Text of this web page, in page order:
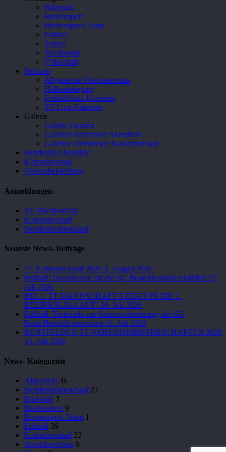
Bikepark
Breitensport
Breitensport-Team
Fußball
Tennis
Tischtennis
Völkerball
Termine
Allgemeine Vereinstermine
Hallenbelegung
Fußballplatz-Kalender
TT-Liga-Kalender
Galerie
Galerie Gesamt
Galerien Bentfelder Abendlauf
Galerien Delbrücker Katharinenlauf
BentfelderAbendlauf
Katharinenlauf
Vereinsbekleidung
Anmeldungen
SV RW-Bentfeld
Katharinenlauf
Bentfelderabendlauf
Neueste News- Beiträge
27. Katharinenlauf 2026 4. August 2026
Fußball: Dauerkarten für die SG Boke/Bentfeld erhältlich 27.
Juli 2026
DIE 1. TT-MANNSCHAFT STEIGT IN DIE 1.
BEZIRKSLIGA AUF! 26. Juli 2026
Fußball: Testspiele zur Saisonvorbereitung der SG
Boke/Bentfeld terminiert 16. Juli 2026
BENTFELDER TT-VEREINSMEISTERSCHAFTEN 2026
13. Juli 2026
News- Kategorien
Allgemein 46
Bentfelderabendlauf 21
Bikepark 3
Breitensport 9
Breitensport-Team 1
Fußball 39
Katharinenlauf 22
Sportabzeichen 8